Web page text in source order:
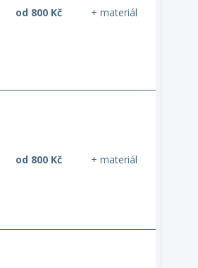
od 800 Kč + materiál
od 800 Kč + materiál